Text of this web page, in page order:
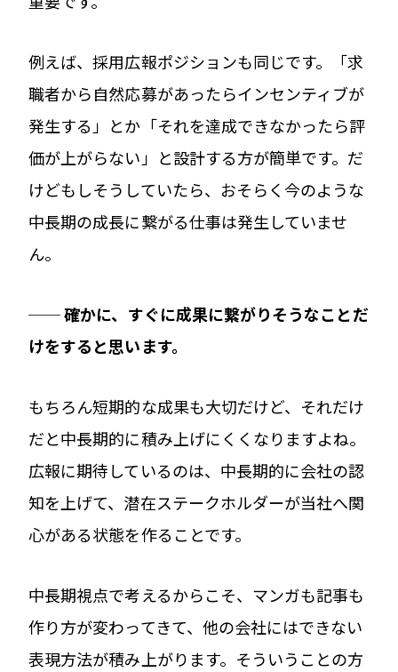
例えば、採用広報ポジションも同じです。「求
職者から自然応募があったらインセンティブが
発生する」とか「それを達成できなかったら評
価が上がらない」と設計する方が簡単です。だ
けどもしそうしていたら、おそらく今のような
中長期の成長に繋がる仕事は発生していませ
ん。
── 確かに、すぐに成果に繋がりそうなことだ
けをすると思います。
もちろん短期的な成果も大切だけど、それだけ
だと中長期的に積み上げにくくなりますよね。
広報に期待しているのは、中長期的に会社の認
知を上げて、潜在ステークホルダーが当社へ関
心がある状態を作ることです。
中長期視点で考えるからこそ、マンガも記事も
作り方が変わってきて、他の会社にはできない
表現方法が積み上がります。そういうことの方